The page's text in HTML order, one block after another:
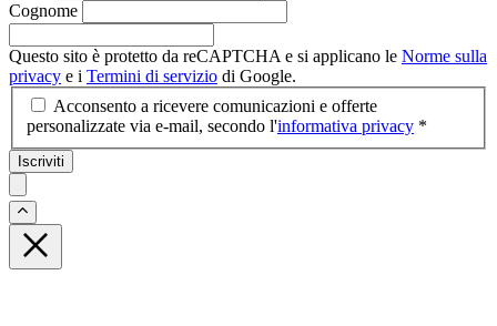
Cognome
Questo sito è protetto da reCAPTCHA e si applicano le Norme sulla
privacy e i Termini di servizio di Google.
Acconsento a ricevere comunicazioni e offerte
personalizzate via e-mail, secondo l'informativa privacy *
Iscriviti